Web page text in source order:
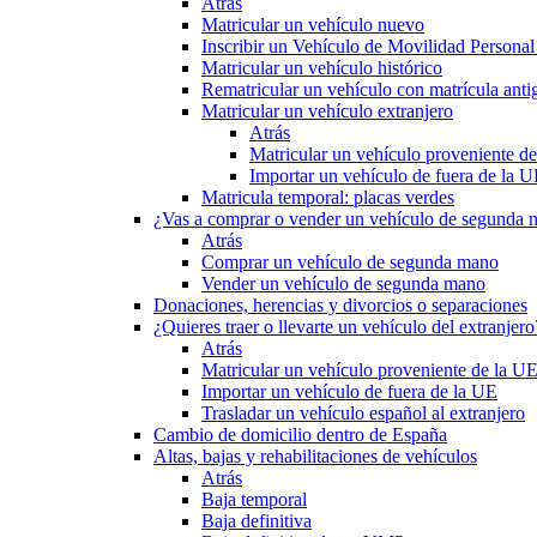
Matricular un vehículo nuevo
Inscribir un Vehículo de Movilidad
Matricular un vehículo histórico
Rematricular un vehículo con matrícula
Matricular un vehículo extranjero
Atrás
Matricular un vehículo proveniente
Importar un vehículo de fuera de la
Matricula temporal: placas verdes
¿Vas a comprar o vender un vehículo de segunda
Atrás
Comprar un vehículo de segunda mano
Vender un vehículo de segunda mano
Donaciones, herencias y divorcios o separaciones
¿Quieres traer o llevarte un vehículo del
Atrás
Matricular un vehículo proveniente de la UE
Importar un vehículo de fuera de la UE
Trasladar un vehículo español al extranjero
Cambio de domicilio dentro de España
Altas, bajas y rehabilitaciones de vehículos
Atrás
Baja temporal
Baja definitiva